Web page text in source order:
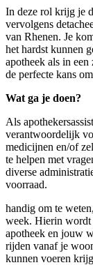
In deze rol krijg je
vervolgens
van Rhenen. Je
het hardst kunnen
apotheek als in
de perfecte kans
Wat ga je doen?
Als
verantwoordelijk
medicijnen en/of
te helpen met
diverse
voorraad.
handig om te
week. Hierin wordt
apotheek en jouw
rijden vanaf je
kunnen voeren